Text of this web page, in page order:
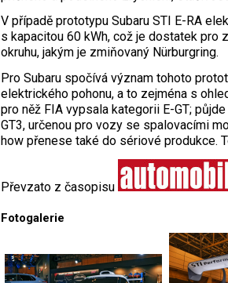
V případě prototypu Subaru STI E-RA
s kapacitou 60 kWh, což je dostatek pro
okruhu, jakým je zmiňovaný Nürburgring.
Pro Subaru spočívá význam tohoto
elektrického pohonu, a to zejména s
pro něž FIA vypsala kategorii E-GT;
GT3, určenou pro vozy se spalovacími
how přenese také do sériové produkce.
Převzato z časopisu
Fotogalerie